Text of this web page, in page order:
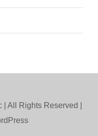
| All Rights Reserved |